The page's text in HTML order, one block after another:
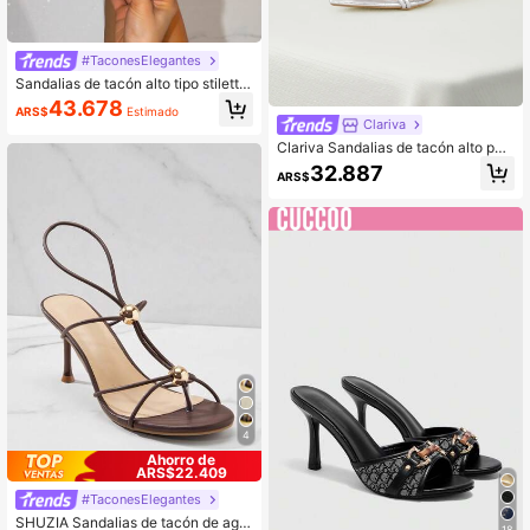
#TaconesElegantes
Sandalias de tacón alto tipo stiletto
para mujer con plataforma gruesa, t
acón ancho, punta cuadrada y multi
ARS$43.678 Estimado
4
Ahorro de
ARS$22.409
#TaconesElegantes
SHUZIA Sandalias de tacón de aguj
Clariva
Clariva Sandalias de tacón alto par
a mujer, novedad, de cuero charol n
egro con tiras cruzadas y punta fin
s y elegantes
ARS$32.887